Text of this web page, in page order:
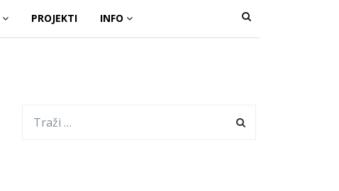
PROJEKTI INFO